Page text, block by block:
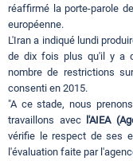
réaffirmé la porte-parole de
européenne.
L'Iran a indiqué lundi
de dix fois plus qu'il y a
nombre de restrictions
consenti en 2015.
"A ce stade, nous
travaillons avec l'AIEA
vérifie le respect de ses
l'évaluation faite par